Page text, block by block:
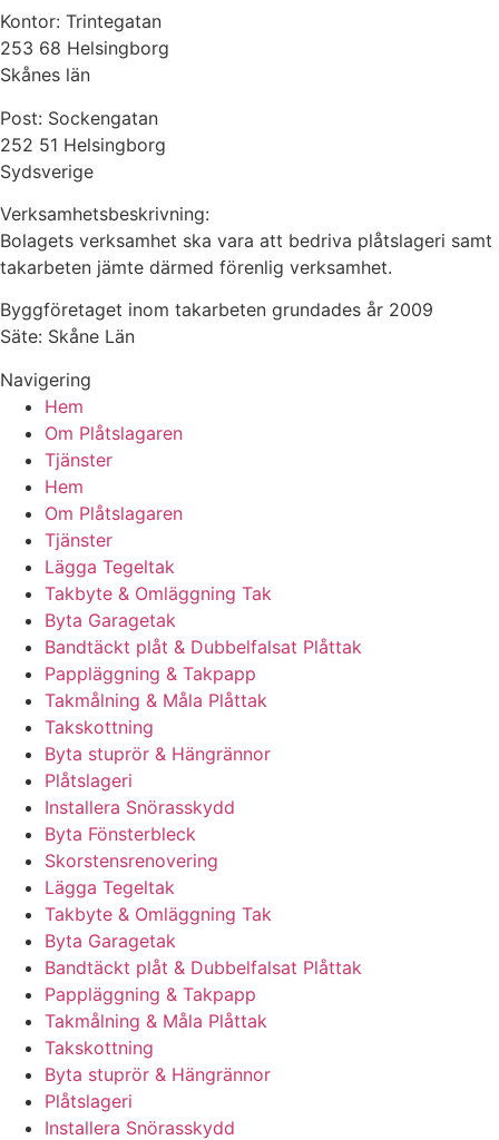
Kontor: Trintegatan
253 68 Helsingborg
Skånes län
Post: Sockengatan
252 51 Helsingborg
Sydsverige
Verksamhetsbeskrivning:
Bolagets verksamhet ska vara att bedriva plåtslageri samt
takarbeten jämte därmed förenlig verksamhet.
Byggföretaget inom takarbeten grundades år 2009
Säte: Skåne Län
Navigering
Hem
Om Plåtslagaren
Tjänster
Hem
Om Plåtslagaren
Tjänster
Lägga Tegeltak
Takbyte & Omläggning Tak
Byta Garagetak
Bandtäckt plåt & Dubbelfalsat Plåttak
Pappläggning & Takpapp
Takmålning & Måla Plåttak
Takskottning
Byta stuprör & Hängrännor
Plåtslageri
Installera Snörasskydd
Byta Fönsterbleck
Skorstensrenovering
Lägga Tegeltak
Takbyte & Omläggning Tak
Byta Garagetak
Bandtäckt plåt & Dubbelfalsat Plåttak
Pappläggning & Takpapp
Takmålning & Måla Plåttak
Takskottning
Byta stuprör & Hängrännor
Plåtslageri
Installera Snörasskydd